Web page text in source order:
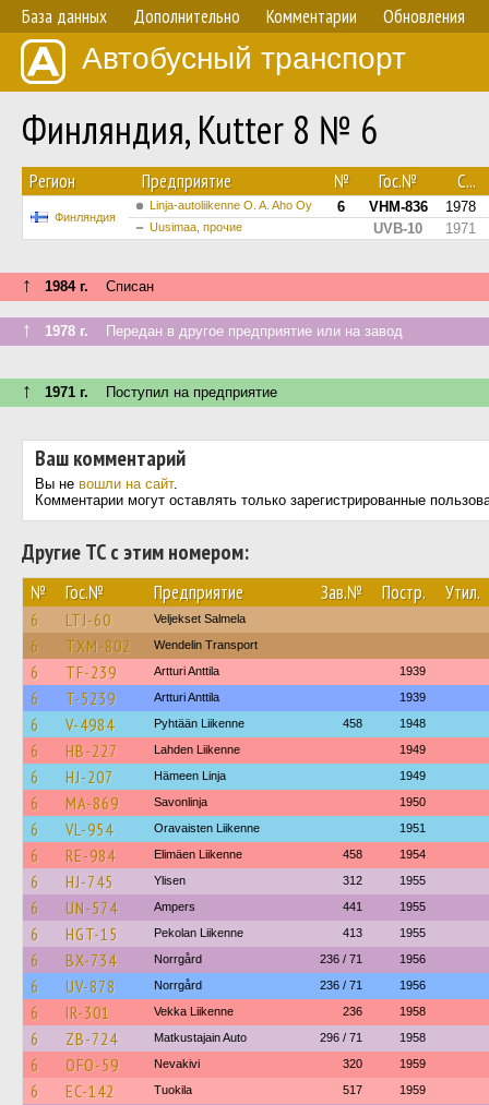
База данных Дополнительно Комментарии Обновления
Автобусный транспорт
Финляндия, Kutter 8 № 6
Регион Предприятие № Гос.№ С...
Финляндия
Linja-autoliikenne O. A. Aho Oy 6 VHM-836 1978
Uusimaa, прочие UVB-10 1971
↑ 1984 г. Списан
↑ 1978 г. Передан в другое предприятие или на завод
↑ 1971 г. Поступил на предприятие
Ваш комментарий
Вы не вошли на сайт.
Комментарии могут оставлять только зарегистрированные
Другие ТС с этим номером:
№ Гос.№ Предприятие Зав.№ Постр. Утил.
6 LTJ-60 Veljekset Salmela
6 TXM-802 Wendelin Transport
6 TF-239 Artturi Anttila 1939
6 T-5239 Artturi Anttila 1939
6 V-4984 Pyhtään Liikenne 458 1948
6 HB-227 Lahden Liikenne 1949
6 HJ-207 Hämeen Linja 1949
6 MA-869 Savonlinja 1950
6 VL-954 Oravaisten Liikenne 1951
6 RE-984 Elimäen Liikenne 458 1954
6 HJ-745 Ylisen 312 1955
6 UN-574 Ampers 441 1955
6 HGT-15 Pekolan Liikenne 413 1955
6 BX-734 Norrgård 236 / 71 1956
6 UV-878 Norrgård 236 / 71 1956
6 IR-301 Vekka Liikenne 236 1958
6 ZB-724 Matkustajain Auto 296 / 71 1958
6 OFO-59 Nevakivi 320 1959
6 EC-142 Tuokila 517 1959